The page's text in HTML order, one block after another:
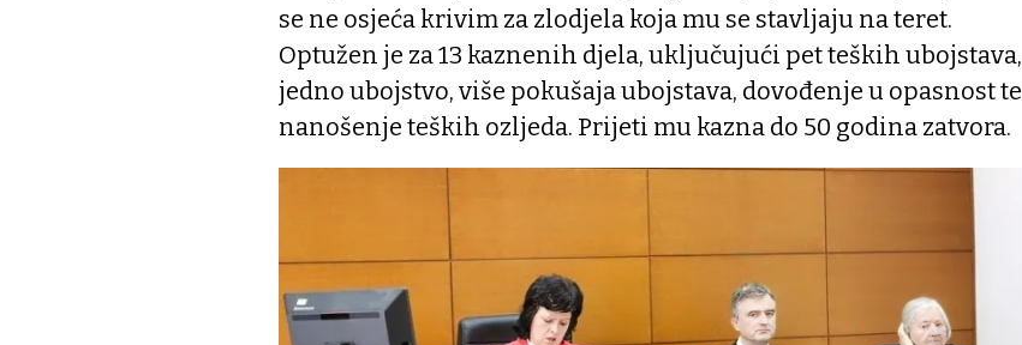
se ne osjeća krivim za zlodjela koja mu se stavljaju na teret.
Optužen je za 13 kaznenih djela, uključujući pet teških ubojstava,
jedno ubojstvo, više pokušaja ubojstava, dovođenje u opasnost te
nanošenje teških ozljeda. Prijeti mu kazna do 50 godina zatvora.